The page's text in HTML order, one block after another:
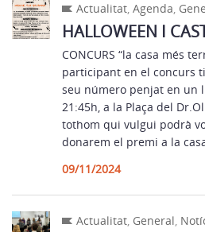
Actualitat,Agenda,
HALLOWEEN I
CONCURS “la casa més
participant en el concurs
seu número penjat en un
21:45h, a la Plaça del
tothom qui vulgui podrà
donarem el premi a la
09/11/2024
Actualitat, General,